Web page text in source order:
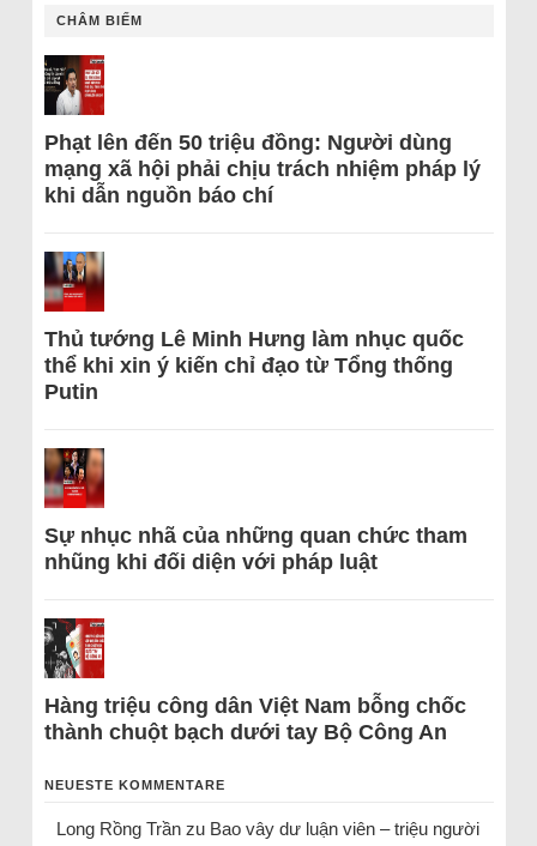
CHÂM BIẾM
Phạt lên đến 50 triệu đồng: Người dùng
mạng xã hội phải chịu trách nhiệm pháp lý
khi dẫn nguồn báo chí
Thủ tướng Lê Minh Hưng làm nhục quốc
thể khi xin ý kiến chỉ đạo từ Tổng thống
Putin
Sự nhục nhã của những quan chức tham
nhũng khi đối diện với pháp luật
Hàng triệu công dân Việt Nam bỗng chốc
thành chuột bạch dưới tay Bộ Công An
NEUESTE KOMMENTARE
Long Rồng Trầnzu Bao vây dư luận viên – triệu người